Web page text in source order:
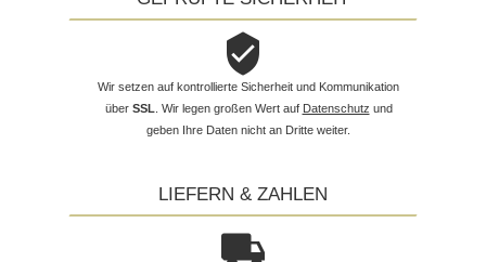
Wir setzen auf kontrollierte Sicherheit und Kommunikation
über SSL . Wir legen großen Wert auf Datenschutz und
geben Ihre Daten nicht an Dritte weiter.
LIEFERN & ZAHLEN